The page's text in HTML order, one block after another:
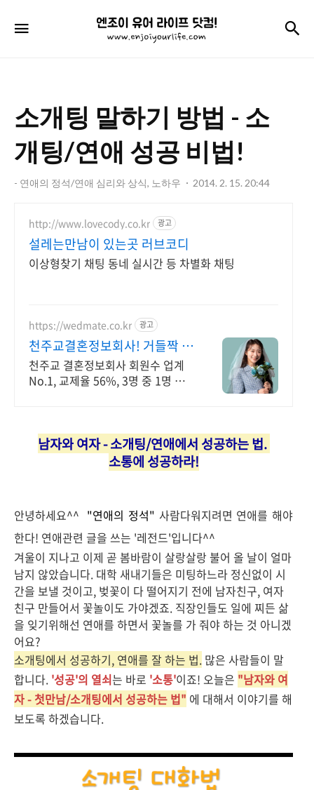
엔
조
어
라
이
프
닷
컴!
소개팅 말하기 방법 - 소
개팅/연애 성공 비법!
- 연애의 정석/연애 심리와 상식, 노하우 2014. 2. 15. 20:44
http://www.lovecody.co.kr 광고
설레는만남이 있는곳 러브코디
이상형찾기 채팅 동네 실시간 등 차별화 채팅
https://wedmate.co.kr 광고
천주교결혼정보회사! 거들짝 이
상형 프로필 무료 받아보기
천주교 결혼정보회사 회원수 업계
No.1, 교제율 56%, 3명 중 1명 지
남자와여자 - 소개팅/연애에서 성공하는 법.
소통에 성공하라!
안녕하세요^^ "연애의 정석" 사람다워지려면 연애를 해야
한다! 연애관련 글을 쓰는 '레전드'입니다^^
겨울이 지나고 이제 곧 봄바람이 살랑살랑 불어 올 날이 얼마
남지 않았습니다. 대학 새내기들은 미팅하느라 정신없이 시
간을 보낼 것이고, 벚꽃이 다 떨어지기 전에 남자친구, 여자
친구 만들어서 꽃놀이도 가야겠죠. 직장인들도 일에 찌든 삶
을 잊기위해선 연애를 하면서 꽃놀를 가 줘야 하는 것 아니겠
어요?
소개팅에서 성공하기, 연애를 잘 하는 법. 많은 사람들이 말
합니다. '성공'의 열쇠는 바로 '소통'이죠! 오늘은 "남자와 여
자 - 첫만남/소개팅에서 성공하는 법" 에 대해서 이야기를 해
보도록 하겠습니다.